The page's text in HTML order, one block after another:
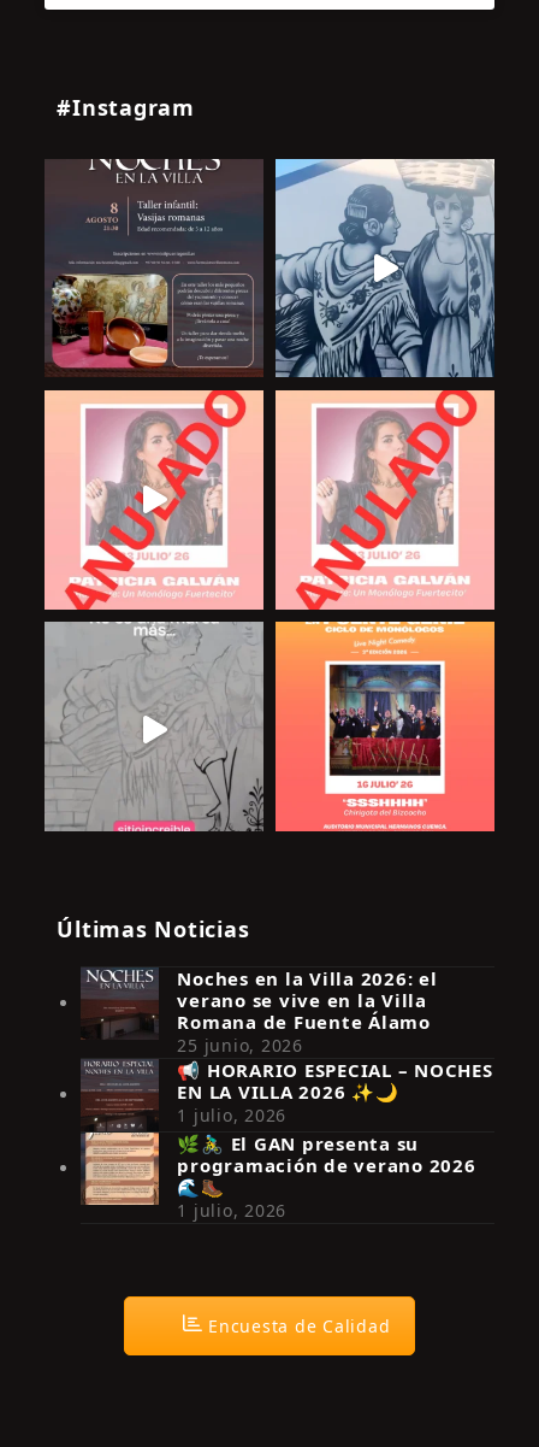
#Instagram
Síguenos en Instagram
Últimas Noticias
Noches en la Villa 2026: el
verano se vive en la Villa
Romana de Fuente Álamo
25 junio, 2026
📢 HORARIO ESPECIAL – NOCHES
EN LA VILLA 2026 ✨🌙
1 julio, 2026
🌿🚴‍♂️ El GAN presenta su
programación de verano 2026
🌊🥾
1 julio, 2026
Encuesta de Calidad